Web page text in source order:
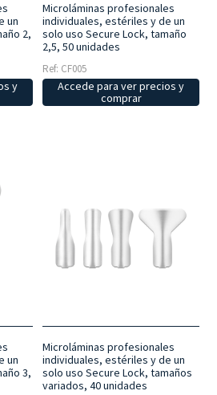
un
2,
y
Microláminas profesionales
individuales, estériles y de un
solo uso Secure Lock, tamaño
2,5, 50 unidades
Ref: CF005
Accede para ver precios y
comprar
un
3,
Microláminas profesionales
individuales, estériles y de un
solo uso Secure Lock, tamaños
variados, 40 unidades